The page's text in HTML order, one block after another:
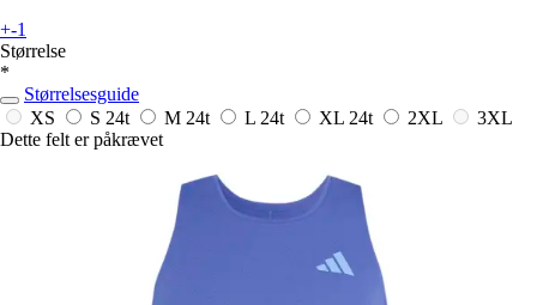
+-1
Størrelse
*
Størrelsesguide
XS
S 24t M 24t L 24t XL 24t 2XL
3XL
Dette felt er påkrævet